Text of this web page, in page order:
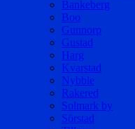
Bankeberg
Boo
Gunnorp
Gustad
Harg
Kvarstad
Nybble
Rakered
Solmark by
Sörstad